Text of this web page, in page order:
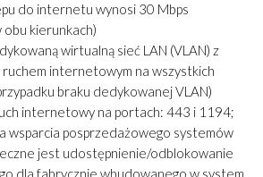
do internetu wynosi 30 Mbps
kierunkach)
wirtualną sieć LAN (VLAN) z
internetowym na wszystkich
braku dedykowanej VLAN)
internetowy na portach: 443 i 1194;
wsparcia posprzedażowego systemów
jest udostępnienie/odblokowanie
dla fabrycznie wbudowanego w system